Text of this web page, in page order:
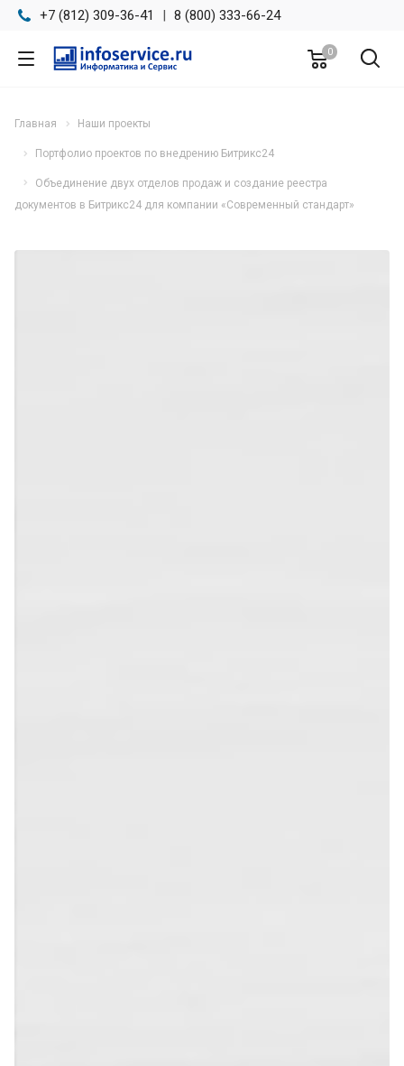
+7 (812) 309-36-41 | 8 (800) 333-66-24
0
Главная Наши проекты
Портфолио проектов по внедрению Битрикс24
Объединение двух отделов продаж и создание реестра
документов в Битрикс24 для компании «Современный стандарт»